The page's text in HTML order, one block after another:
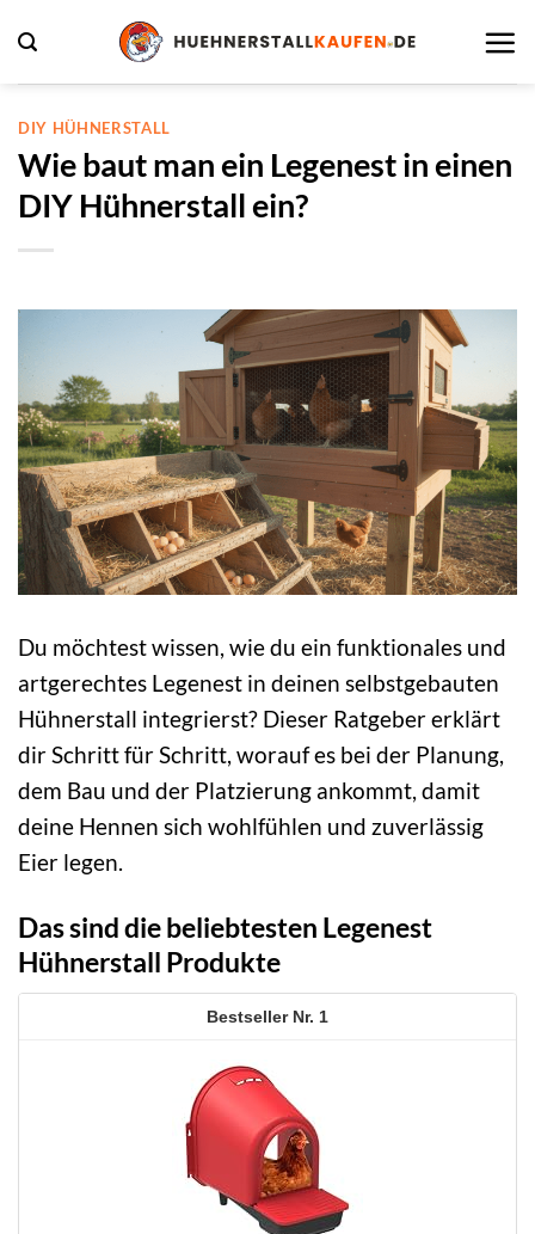
Inhalt
springen
DIY HÜHNERSTALL
Wie baut man ein Legenest in einen
DIY Hühnerstall ein?
Du möchtest wissen, wie du ein funktionales und
artgerechtes Legenest in deinen selbstgebauten
Hühnerstall integrierst? Dieser Ratgeber erklärt
dir Schritt für Schritt, worauf es bei der Planung,
dem Bau und der Platzierung ankommt, damit
deine Hennen sich wohlfühlen und zuverlässig
Eier legen.
Das sind die beliebtesten Legenest
Hühnerstall Produkte
1